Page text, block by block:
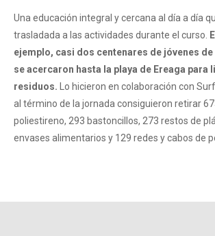
Una educación integral y cercana al día a día
trasladada a las actividades durante el curso.
ejemplo, casi dos centenares de jóvenes
se acercaron hasta la playa de Ereaga para
residuos. Lo hicieron en colaboración con
al término de la jornada consiguieron retirar
poliestireno, 293 bastoncillos, 273 restos de
envases alimentarios y 129 redes y cabos de